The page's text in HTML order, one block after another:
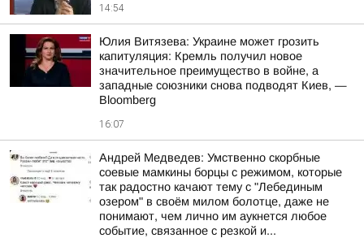
14:54
Юлия Витязева: Украине может грозить
капитуляция: Кремль получил новое
значительное преимущество в войне, а
западные союзники снова подводят Киев, —
Bloomberg
16:07
Андрей Медведев: Умственно скорбные
соевые мамкины борцы с режимом, которые
так радостно качают тему с "Лебединым
озером" в своём милом болотце, даже не
понимают, чем лично им аукнется любое
событие, связанное с резкой и...